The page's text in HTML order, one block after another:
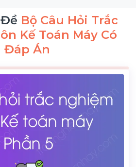
Bộ Câu Hỏi Trắc
Kế Toán Máy Có
Đáp Án